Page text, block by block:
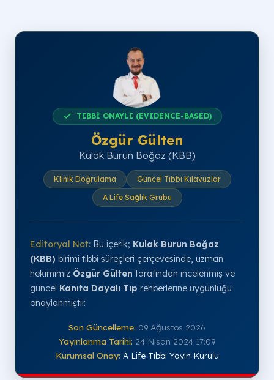
TIBBİ ONAYLI (EVIDENCE-BASED)
Özgür Gülten
Kulak Burun Boğaz (KBB)
Klinik Doğrulama
Güncel Tıbbi Kılavuzlar
A Life Sağlık Grubu
Editoryal Not: Bu içerik; Kulak Burun Boğaz
(KBB) birimi tıbbi süreçleri çerçevesinde, uzman
hekimimiz Özgür Gülten tarafından incelenmiş ve
güncel Kanıta Dayalı Tıp rehberlerine uygunluğu
onaylanmıştır.
Son Güncelleme: 09 Ağustos 2026
Yayınlanma Tarihi: 24 Nisan 2024 17:09
Kurumsal Onay: A Life Tıbbi Yayın Kurulu